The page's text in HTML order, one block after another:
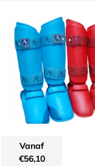
Vanaf
€56,10